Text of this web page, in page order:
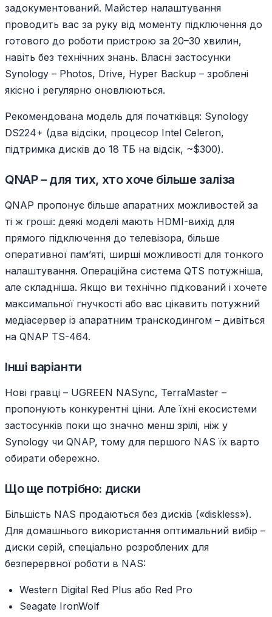
задокументований. Майстер налаштування
проводить вас за руку від моменту підключення до
готового до роботи пристрою за 20–30 хвилин,
навіть без технічних знань. Власні застосунки
Synology – Photos, Drive, Hyper Backup – зроблені
якісно і регулярно оновлюються.
Рекомендована модель для початківця: Synology
DS224+ (два відсіки, процесор Intel Celeron,
підтримка дисків до 18 ТБ на відсік, ~$300).
QNAP – для тих, хто хоче більше заліза
QNAP пропонує більше апаратних можливостей за
ті ж гроші: деякі моделі мають HDMI-вихід для
прямого підключення до телевізора, більше
оперативної пам’яті, ширші можливості для тонкого
налаштування. Операційна система QTS потужніша,
але складніша. Якщо ви технічно підкований і хочете
максимальної гнучкості або вас цікавить потужний
медіасервер із апаратним транскодингом – дивіться
на QNAP TS-464.
Інші варіанти
Нові гравці – UGREEN NASync, TerraMaster –
пропонують конкурентні ціни. Але їхні екосистеми
застосунків поки що значно менш зрілі, ніж у
Synology чи QNAP, тому для першого NAS їх варто
обирати обережно.
Що ще потрібно: диски
Більшість NAS продаються без дисків («diskless»).
Для домашнього використання оптимальний вибір –
диски серій, спеціально розроблених для
безперервної роботи в NAS:
Western Digital Red Plus або Red Pro
Seagate IronWolf